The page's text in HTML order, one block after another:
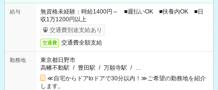
給与
無資格未経験：時給1400円～ ■週払いOK ■扶養内OK ■日
収1万1200円以上
交通費別途支給あり
交通費 交通費全額支給
勤務地
東京都日野市
高幡不動駅 / 豊田駅 / 万願寺駅 / …
≪自宅からドアtoドアで30分以内！≫ご希望の勤務地を紹介
します。